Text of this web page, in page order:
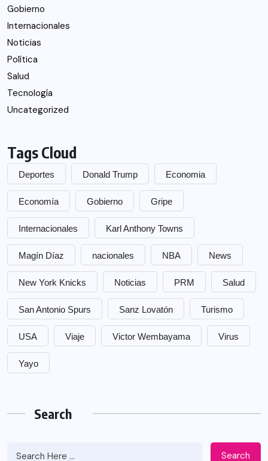
Gobierno
Internacionales
Noticias
Política
Salud
Tecnología
Uncategorized
Tags Cloud
Deportes Donald Trump Economia
Economía Gobierno Gripe
Internacionales Karl Anthony Towns
Magín Díaz nacionales NBA News
New York Knicks Noticias PRM Salud
San Antonio Spurs Sanz Lovatón Turismo
USA Viaje Victor Wembayama Virus
Yayo
Search
Search